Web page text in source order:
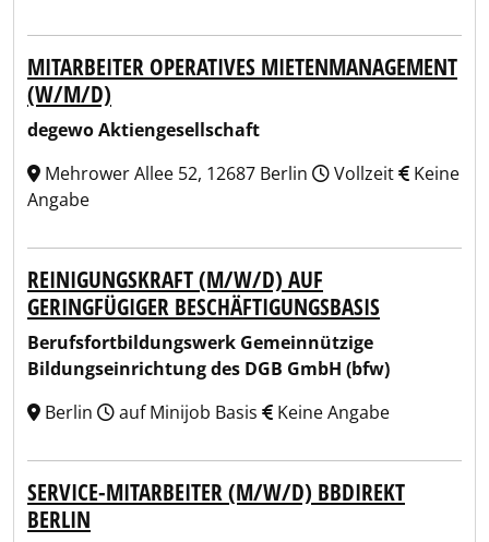
MITARBEITER OPERATIVES MIETENMANAGEMENT
(W/M/D)
degewo Aktiengesellschaft
Mehrower Allee 52, 12687 Berlin
Vollzeit
Keine
Angabe
REINIGUNGSKRAFT (M/W/D) AUF
GERINGFÜGIGER BESCHÄFTIGUNGSBASIS
Berufsfortbildungswerk Gemeinnützige
Bildungseinrichtung des DGB GmbH (bfw)
Berlin
auf Minijob Basis Keine Angabe
SERVICE-MITARBEITER (M/W/D) BBDIREKT
BERLIN